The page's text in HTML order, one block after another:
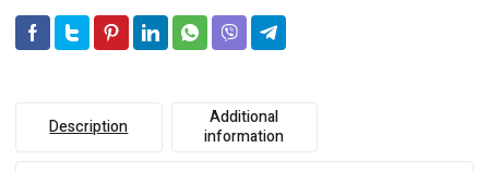
Description
Additional
information